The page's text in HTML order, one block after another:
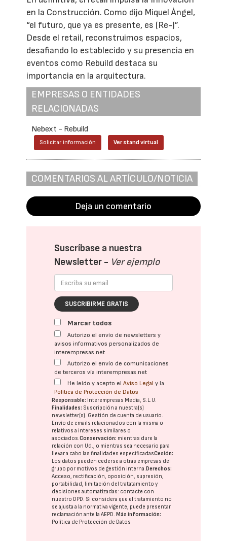
en la Construcción. Como dijo Miquel Àngel,
“el futuro, que ya es presente, es (Re-)”.
Desde el retail, reconstruimos espacios,
desafiando lo establecido y su presencia en
eventos como Rebuild destaca su
importancia en la arquitectura.
EMPRESAS O ENTIDADES
RELACIONADAS
Nebext - Rebuild
Solicitar información Ver stand virtual
COMENTARIOS AL ARTÍCULO/NOTICIA
Deja un comentario
Suscríbase a nuestra
Newsletter - Ver ejemplo
SUSCRIBIRME GRATIS
Marcar todos
Autorizo el envío de newsletters y
avisos informativos personalizados de
interempresas.net
Autorizo el envío de comunicaciones
de terceros vía interempresas.net
He leído y acepto elAviso Legal y la
Política de Protección de Datos
Responsable: Interempresas Media, S.L.U.
Finalidades: Suscripción a nuestra(s)
newsletter(s). Gestión de cuenta de usuario.
Envío de emails relacionados con la misma o
relativos a intereses similares o
asociados.Conservación: mientras dure la
relación con Ud., o mientras sea necesario para
llevar a cabo las finalidades especificadasCesión:
Los datos pueden cederse a otras empresas del
grupo por motivos de gestión interna. Derechos:
Acceso, rectificación, oposición, supresión,
portabilidad, limitación del tratatamiento y
decisiones automatizadas: contacte con
nuestro DPD. Si considera que el tratamiento no
se ajusta a la normativa vigente, puede presentar
reclamación ante laAEPD. Más información:
Política de Protección de Datos